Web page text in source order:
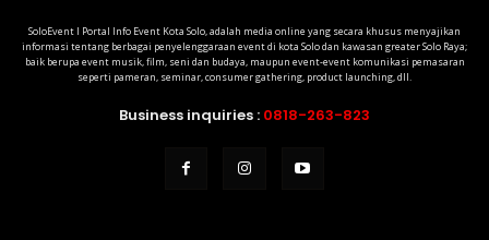
SoloEvent I Portal Info Event Kota Solo, adalah media online yang secara khusus menyajikan
informasi tentang berbagai penyelenggaraan event di kota Solo dan kawasan greater Solo Raya;
baik berupa event musik, film, seni dan budaya, maupun event-event komunikasi pemasaran
seperti pameran, seminar, consumer gathering, product launching, dll.
Business inquiries : 0818-263-823